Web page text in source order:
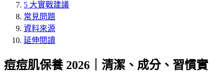
5 大實戰建議
常見問題
資料來源
延伸閱讀
痘痘肌保養 2026｜清潔、成分、習慣實